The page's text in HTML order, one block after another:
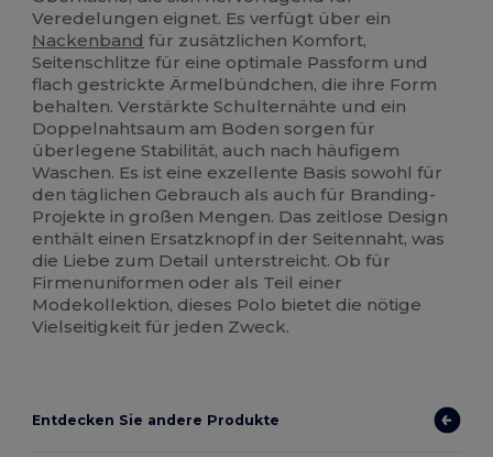
Veredelungen eignet. Es verfügt über ein
Nackenband für zusätzlichen Komfort,
Seitenschlitze für eine optimale Passform und
flach gestrickte Ärmelbündchen, die ihre Form
behalten. Verstärkte Schulternähte und ein
Doppelnahtsaum am Boden sorgen für
überlegene Stabilität, auch nach häufigem
Waschen. Es ist eine exzellente Basis sowohl für
den täglichen Gebrauch als auch für Branding-
Projekte in großen Mengen. Das zeitlose Design
enthält einen Ersatzknopf in der Seitennaht, was
die Liebe zum Detail unterstreicht. Ob für
Firmenuniformen oder als Teil einer
Modekollektion, dieses Polo bietet die nötige
Vielseitigkeit für jeden Zweck.
Entdecken Sie andere Produkte